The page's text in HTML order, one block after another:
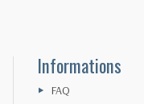
Informations
FAQ